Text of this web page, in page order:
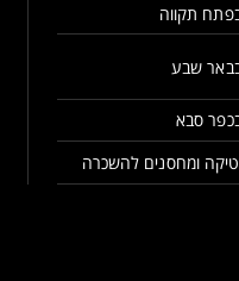
תקווה
שבע
סבא
ומחסנים להשכרה